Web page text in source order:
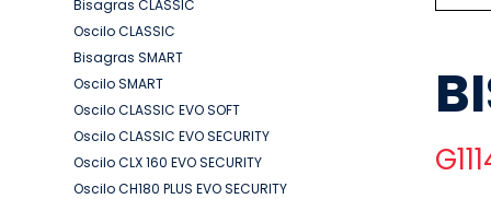
Bisagras CLASSIC
Oscilo CLASSIC
Bisagras SMART
Oscilo SMART
Oscilo CLASSIC EVO SOFT
Oscilo CLASSIC EVO SECURITY
Oscilo CLX 160 EVO SECURITY
Oscilo CH180 PLUS EVO SECURITY